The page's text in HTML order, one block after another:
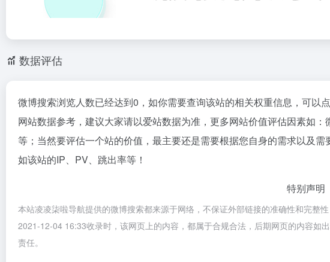
数据评估
微博搜索浏览人数已经达到0，如你需要查询该站的相关权重信息，可以
网站数据参考，建议大家请以爱站数据为准，更多网站价值评估因素如
等；当然要评估一个站的价值，最主要还是需要根据您自身的需求以及
如该站的IP、PV、跳出率等！
特别声明
本站凌凌柒啦导航提供的微博搜索都来源于网络，不保证外部链接的准确性和完整
2021-12-04 16:33收录时，该网页上的内容，都属于合规合法，后期网页的内容如
责任。